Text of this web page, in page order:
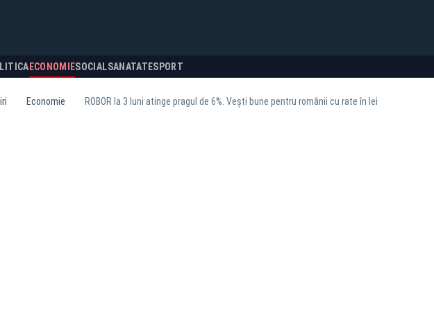
ECONOMIESOCIALSANATATESPORT
Economie ROBOR la 3 luni atinge pragul de 6%. Vești bune pentru românii cu rate în lei